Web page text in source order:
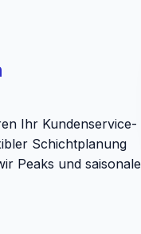
Ihr Kundenservice-
Schichtplanung
Peaks und saisonale